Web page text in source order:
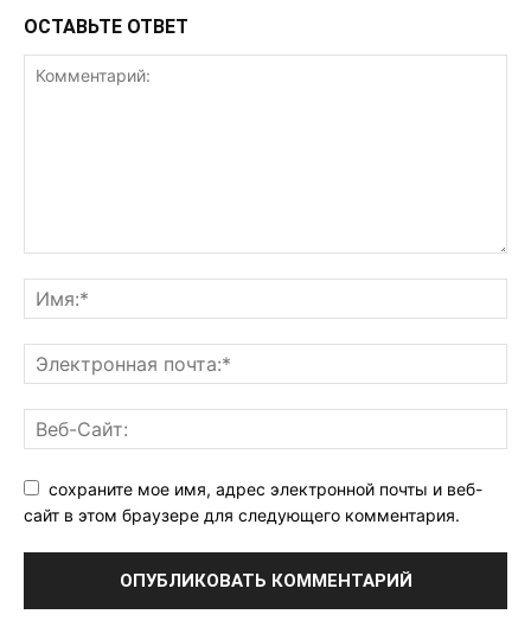
ОСТАВЬТЕ ОТВЕТ
сохраните мое имя, адрес электронной почты и веб-
сайт в этом браузере для следующего комментария.